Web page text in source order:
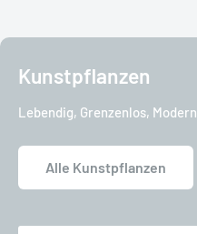
Kunstpflanzen
Lebendig, Grenzenlos, Modern
Alle Kunstpflanzen